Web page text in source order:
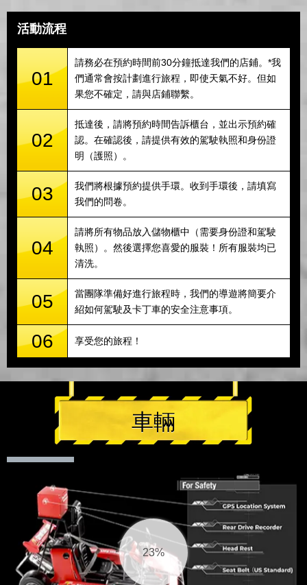
活動流程
01
請務必在預約時間前30分鐘抵達我們的店鋪。*我
們通常會按計劃進行旅程，即使天氣不好。但如
果您不確定，請與店鋪聯繫。
02
抵達後，請將預約時間告訴櫃台，並出示預約確
認。在確認後，請提供有效的駕駛執照和身份證
明（護照）。
03
我們將根據預約提供手環。收到手環後，請填寫
我們的問卷。
04
請將所有物品放入儲物櫃中（需要身份證和駕駛
執照）。然後選擇您喜愛的服裝！所有服裝均已
清洗。
05
當團隊準備好進行旅程時，我們的導遊將簡要介
紹如何駕駛及卡丁車的安全注意事項。
06 享受您的旅程！
車輛
23%